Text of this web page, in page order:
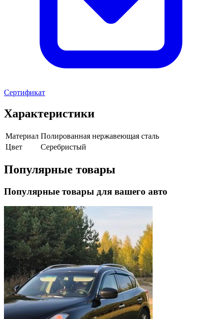
Сертификат
Характеристики
Материал Полированная нержавеющая сталь
Цвет
Серебристый
Популярные товары
Популярные товары для вашего авто